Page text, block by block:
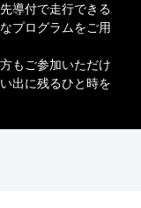
導付で走行できる
プログラムをご用
もご参加いただけ
出に残るひと時を